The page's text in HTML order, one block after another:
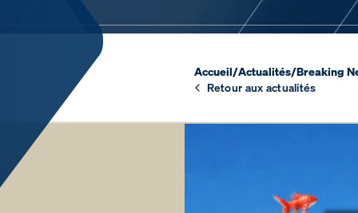
Accueil/Actualités/Breaking
Retour aux actualités